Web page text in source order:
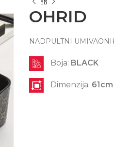
OHRID
NADPULTNI
Boja: BLACK
Dimenzija: